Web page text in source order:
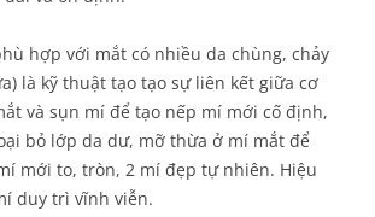
hợp với mắt có nhiều da chùng, chảy
là kỹ thuật tạo tạo sự liên kết giữa cơ
và sụn mí để tạo nếp mí mới cố định,
bỏ lớp da dư, mỡ thừa ở mí mắt để
mới to, tròn, 2 mí đẹp tự nhiên. Hiệu
duy trì vĩnh viễn.